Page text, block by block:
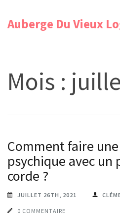
Auberge Du Vieux
Mois :
Comment faire
psychique avec un
corde ?
JUILLET 26TH, 2021
0 COMMENTAIRE